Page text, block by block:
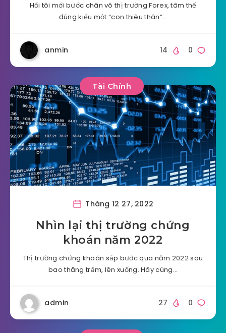
Hồi tôi mới bước chân vô thị trường Forex, tâm thế
đúng kiểu một “con thiêu thân”…
anmin 0
14
Tài Chính
Tháng 12 27, 2022
Nhìn lại thị trường chứng
khoán năm 2022
Thị trường chứng khoán sắp bước qua năm 2022 sau
bao thăng trầm, lên xuống. Hãy cùng…
admin 0
27